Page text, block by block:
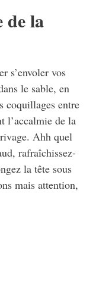
de la
s’envoler vos
le sable, en
coquillages entre
l’accalmie de la
Ahh quel
rafraîchissez-
la tête sous
mais attention,